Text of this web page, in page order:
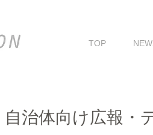
TOP
自治体向け広報・